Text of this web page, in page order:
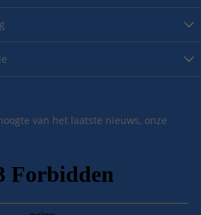
van het laatste nieuws, onze